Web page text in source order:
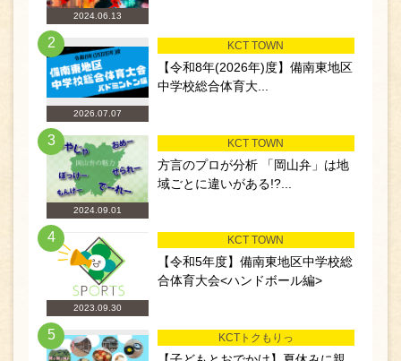
2024.06.13
2
2026.07.07
KCT TOWN
【令和8年(2026年)度】備南東地区
中学校総合体育大...
3
2024.09.01
KCT TOWN
方言のプロが分析 「岡山弁」は地
域ごとに違いがある!?...
4
2023.09.30
KCT TOWN
【令和5年度】備南東地区中学校総
合体育大会<ハンドボール編>
5 KCTトクもりっ